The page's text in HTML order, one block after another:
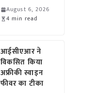
August 6, 2026
4 min read
आईसीएआर ने
विकसित किया
अफ्रीकी स्वाइन
फीवर का टीका